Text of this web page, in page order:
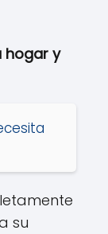
hogar y
su